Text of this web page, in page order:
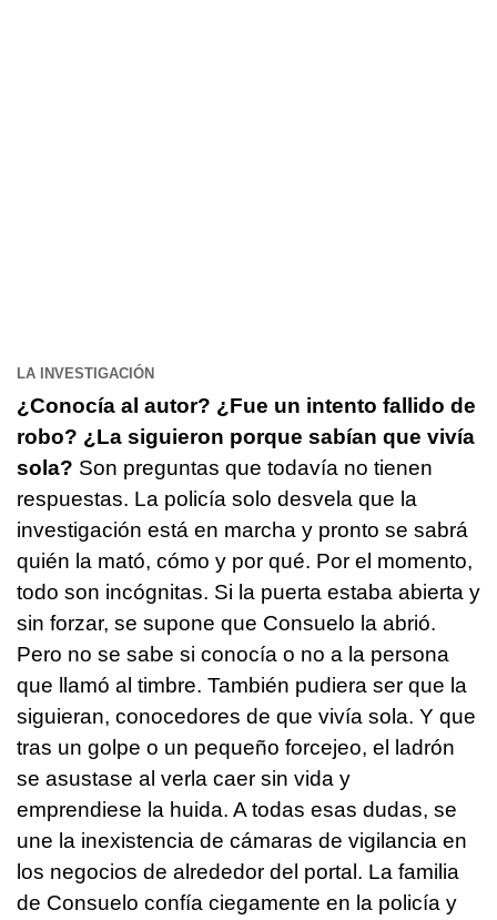
LA INVESTIGACIÓN
¿Conocía al autor? ¿Fue un intento fallido de
robo? ¿La siguieron porque sabían que vivía
sola? Son preguntas que todavía no tienen
respuestas. La policía solo desvela que la
investigación está en marcha y pronto se sabrá
quién la mató, cómo y por qué. Por el momento,
todo son incógnitas. Si la puerta estaba abierta y
sin forzar, se supone que Consuelo la abrió.
Pero no se sabe si conocía o no a la persona
que llamó al timbre. También pudiera ser que la
siguieran, conocedores de que vivía sola. Y que
tras un golpe o un pequeño forcejeo, el ladrón
se asustase al verla caer sin vida y
emprendiese la huida. A todas esas dudas, se
une la inexistencia de cámaras de vigilancia en
los negocios de alrededor del portal. La familia
de Consuelo confía ciegamente en la policía y